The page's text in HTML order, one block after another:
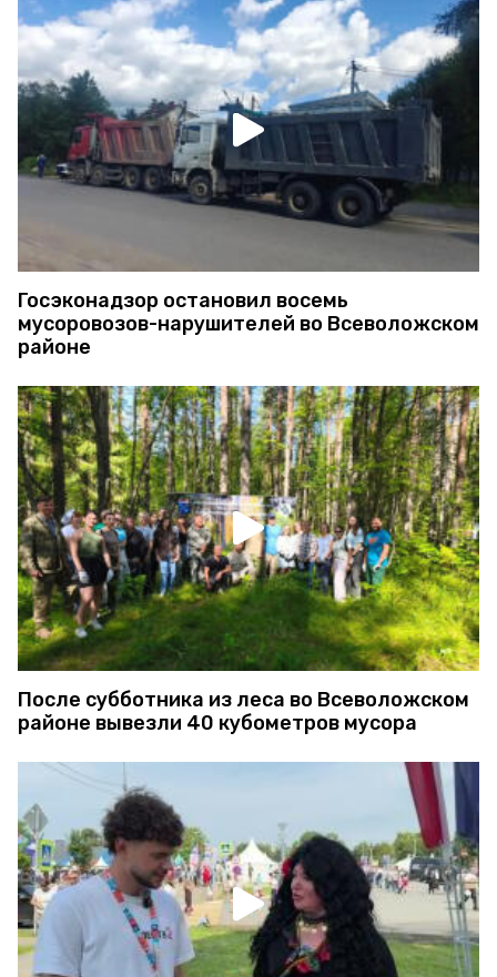
Госэконадзор остановил восемь
мусоровозов-нарушителей во Всеволожском
районе
После субботника из леса во Всеволожском
районе вывезли 40 кубометров мусора